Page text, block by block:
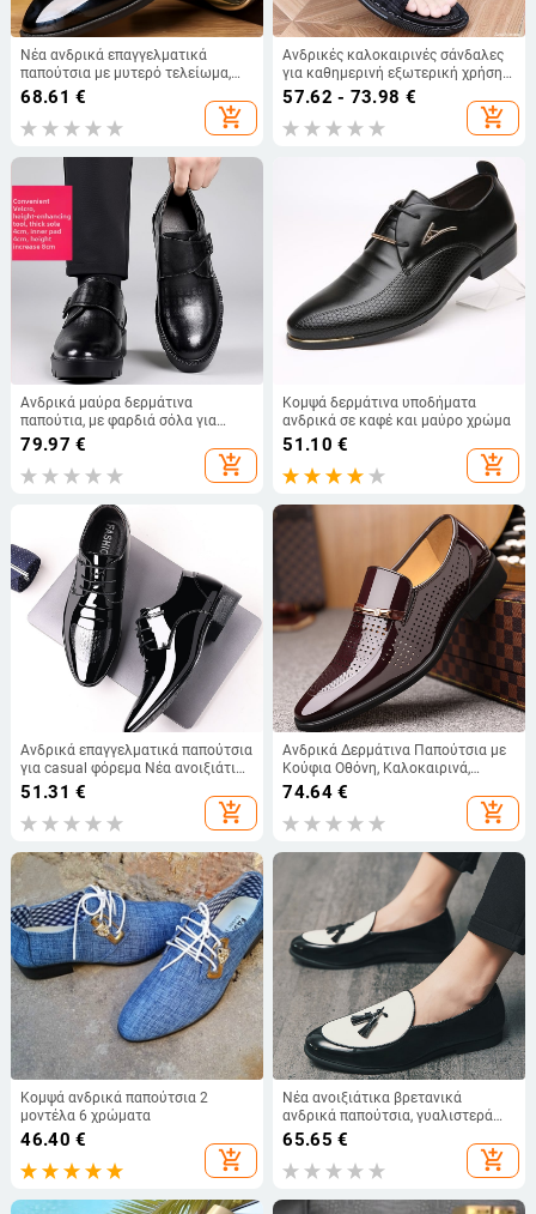
Νέα ανδρικά επαγγελματικά
παπούτσια με μυτερό τελείωμα,
βρετανικού στιλ, ανθεκτικά στη
φθορά, ανδρικά παπούτσια με
λαμπερή όψη, casual, μοντέρνα,
χρώματα
68.61 €
add_shopping_cart
Ανδρικές καλοκαιρινές σάνδαλες
για καθημερινή εξωτερική χρήση
με μαλακή σόλα, δερμάτινες,
κατάλληλες για οδήγηση,
ελαφριές, αντιολισθητικές,
57.62 - 73.98 €
add_shopping_cart
Ανδρικά μαύρα δερμάτινα
παπούτια, με φαρδιά σόλα για
αύξηση ύψους, στρογγυλή μύτη,
επιχειρηματικό στυλ, άνοιξη 2026
79.97 €
add_shopping_cart
Κομψά δερμάτινα υποδήματα
ανδρικά σε καφέ και μαύρο χρώμα
51.10 €
add_shopping_cart
Ανδρικά επαγγελματικά παπούτσια
για casual φόρεμα Νέα ανοιξιάτικα
και φθινοπωρινά διασυνοριακά
Κορεάτικου στιλ μόδας γάμου για
51.31 €
add_shopping_cart
Ανδρικά Δερμάτινα Παπούτσια με
Κούφια Οθόνη, Καλοκαιρινά,
Αναπνέοντα, Επαγγελματικά
Φόρεμα, Φωτεινά Δερμάτινα
Σανδάλια, Βρετανικού, Κορεάτικου
με Διάτρητες Τρύπες
74.64€
add_shopping_cart
Κομψά ανδρικά παπούτσια 2
μοντέλα 6 χρώματα
46.40 €
add_shopping_cart
Νέα ανοιξιάτικα βρετανικά
ανδρικά παπούτσια, γυαλιστερά
φλατ ανδρικά μεγάλα μεγέθη,
casual, μοντέρνα κομμωτήρια,
δερμάτινα παπούτσια Su
65.65 €
add_shopping_cart